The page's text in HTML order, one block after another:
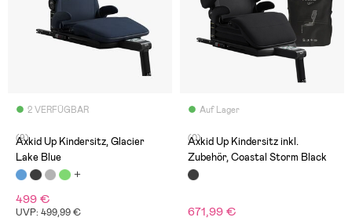
2 VERFÜGBAR
(9)
Axkid Up Kindersitz, Glacier
Lake Blue
499 €
UVP: 499,99 €
Auf Lager
(0)
Axkid Up Kindersitz inkl.
Zubehör, Coastal Storm Black
671,99 €